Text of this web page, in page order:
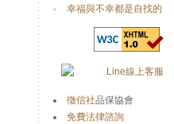
幸福與不幸都是自找的
徵信社品保協會
免費法律諮詢